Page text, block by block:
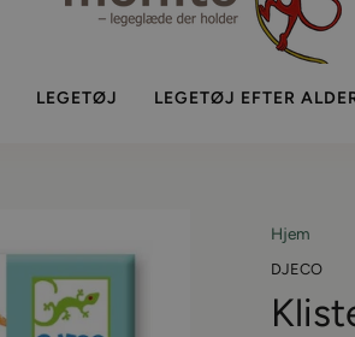
LEGETØJ LEGETØJ EFTER
Hjem
DJECO